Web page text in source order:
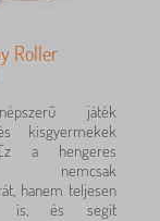
Roller
játék
kisgyermekek
a hengeres
nemcsak
hanem teljesen
is, és segít